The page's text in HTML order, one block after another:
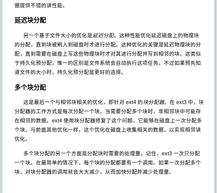
据提供不错的读性能。
延迟块分配
另一个基于文件大小的优化是延迟分配。这种性能优化延迟磁盘上的物理块
的分配，直到块被刷入到磁盘时才进行分配。这种优化的关键是延迟物理块的分
配，直到需要在磁盘上写这些物理块时才对其进行分配并写到相邻的块。这类似
于持久化预分配，惟一的区别是文件系统会自动执行这项任务。不过如果预先知
道文件的大小时，持久化预分配是更好的选择。
多个块分配
这是最后一个与相邻块相关的优化，即针对 ext4 的块分配器。在 ext3 中，块
分配器的工作方式是每次分配一个块。当需要分配多个块时，非相邻块中可能存
在相邻的数据。ext4 使用块分配器修复了这个问题，它能够在磁盘上一次分配多
个块。与前面其他优化一样，这个优化在磁盘上收集相关的数据，以实现相邻读
优化。
多个块分配的另一个方面是分配块时需要的处理量。记住，ext3 一次只分配
一个块。在最简单的情况下，每个块的分配都要有一个调用。如果一次分配多个
块，对块分配器的调用就会大大减少，从而加快分配并减少处理量。